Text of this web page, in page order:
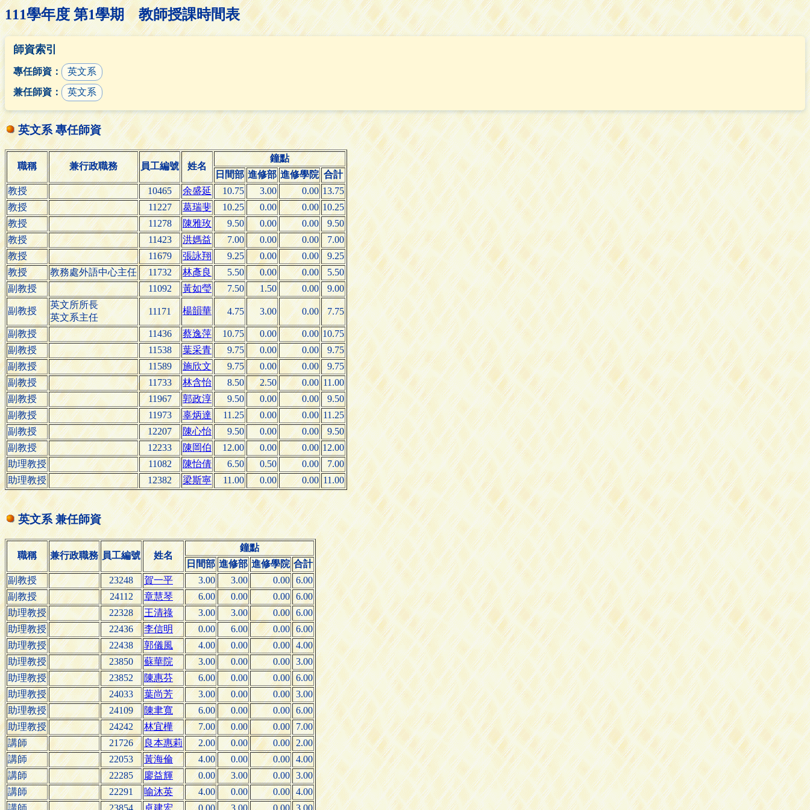
111學年度 第1學期 教師授課時間表
師資索引
專任師資：
英文系
兼任師資：
英文系
英文系 專任師資
職稱 兼行政職務 員工編號 姓名
鐘點
日間部 進修部 進修學院 合計
教授
10465 余盛延 10.75 3.00 0.00 13.75
教授
11227 葛瑞斐 10.25 0.00 0.00 10.25
教授
11278 陳雅玫 9.50 0.00 0.00
9.50
教授
11423 洪媽益 7.00 0.00 0.00
7.00
教授
11679 張詠翔 9.25 0.00 0.00
9.25
教授
教務處外語中心主任 11732 林彥良 5.50 0.00 0.00
5.50
副教授
11092 黃如瑩 7.50 1.50 0.00 9.00
副教授
英文所所長
英文系主任
11171 楊韻華 4.75 3.00 0.00 7.75
副教授 11436 蔡逸萍 10.75 0.00 0.00 10.75
副教授
11538 葉采青 9.75 0.00 0.00
9.75
副教授
11589 施欣文 9.75 0.00 0.00
9.75
副教授
11733 林含怡 8.50 2.50 0.00 11.00
副教授
11967 郭政淳 9.50 0.00 0.00
9.50
副教授
11973 辜炳達 11.25 0.00 0.00 11.25
副教授
12207 陳心怡 9.50 0.00 0.00
9.50
副教授
12233 陳岡伯 12.00 0.00 0.00 12.00
助理教授
11082 陳怡倩 6.50 0.50 0.00
7.00
助理教授
12382 梁斯寧 11.00 0.00 0.00 11.00
英文系 兼任師資
職稱 兼行政職務 員工編號 姓名
鐘點
日間部 進修部 進修學院 合計
副教授
23248 賀一平 3.00 3.00 0.00 6.00
副教授
24112 章慧琴 6.00 0.00 0.00 6.00
助理教授
22328 王清祿 3.00 3.00 0.00 6.00
助理教授
22436 李信明 0.00 6.00 0.00 6.00
助理教授
22438 郭儀風 4.00 0.00 0.00 4.00
助理教授
23850 蘇華院 3.00 0.00 0.00 3.00
助理教授
23852 陳惠芬 6.00 0.00 0.00 6.00
助理教授
24033 葉尚芳 3.00 0.00 0.00 3.00
助理教授
24109 陳聿寬 6.00 0.00 0.00 6.00
助理教授
24242 林宜樺 7.00 0.00 0.00 7.00
講師
21726 良本惠莉 2.00 0.00 0.00 2.00
講師
22053 黃海倫 4.00 0.00 0.00 4.00
講師
22285 廖益輝 0.00 3.00 0.00 3.00
講師
22291 喻沐英 4.00 0.00 0.00 4.00
講師
23854 卓建宏 0.00 3.00 0.00 3.00